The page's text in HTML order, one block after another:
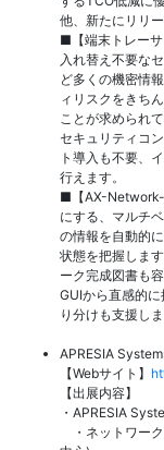
他、新たにリリ
■【端末トレー
入れ替え不要な
ど多くの機密情
ィリスクをきち
ことが求められ
セキュリティコ
ト導入も不要、
行えます。
■【AX-Network-
にする、マルチ
の情報を自動的
状態を把握しま
ーク完成図書も
GUIから直感的
り分けも支援しま
APRESIA
【Webサイト】
【出展内容】
・APRESIA
・ネットワー